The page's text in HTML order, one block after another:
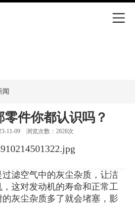
闻
件你都认识吗？
11-09 浏览次数：2828次
滤空气中的灰尘杂质，让洁
这对发动机的寿命和正常工
灰尘杂质多了就会堵塞，影